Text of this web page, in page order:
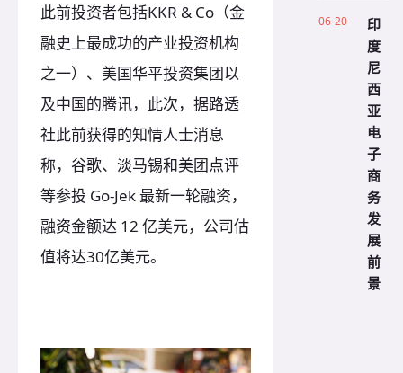
此前投资者包括KKR & Co（金
融史上最成功的产业投资机构
之一）、美国华平投资集团以
及中国的腾讯，此次，据路透
社此前获得的知情人士消息
称，谷歌、淡马锡和美团点评
等参投 Go-Jek 最新一轮融资，
融资金额达 12 亿美元，公司估
值将达30亿美元。
06-20
印
度
尼
西
亚
电
子
商
务
发
展
前
景